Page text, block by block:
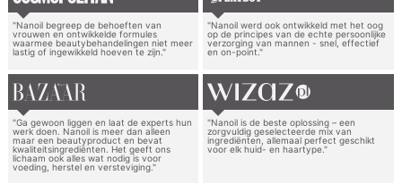
"Nanoil begreep de behoeften van
vrouwen en ontwikkelde formules
waarmee beautybehandelingen niet meer
lastig of ingewikkeld hoeven te zijn."
"Nanoil werd ook ontwikkeld met het oog
op de principes van de echte persoonlijke
verzorging van mannen - snel, effectief
en on-point."
"Ga gewoon liggen en laat de experts hun
werk doen. Nanoil is meer dan alleen
maar een beautyproduct en bevat
kwaliteitsingrediënten. Het geeft ons
lichaam ook alles wat nodig is voor
voeding, herstel en versteviging."
"Nanoil is de beste oplossing – een
zorgvuldig geselecteerde mix van
ingrediënten, allemaal perfect geschikt
voor elk huid- en haartype."